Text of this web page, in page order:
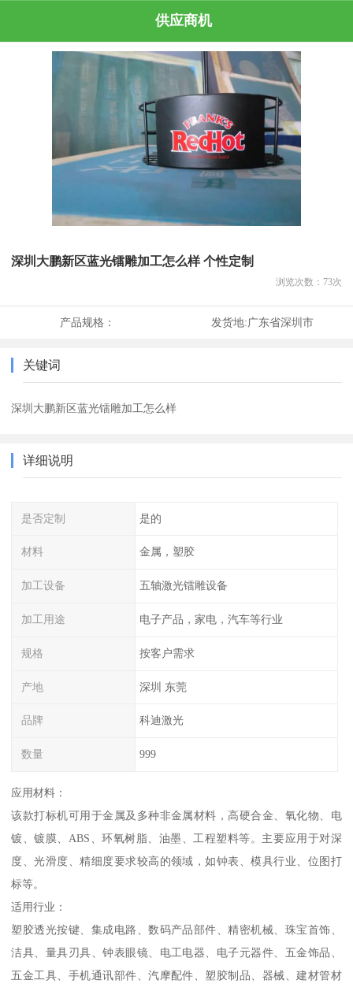
供应商机
深圳大鹏新区蓝光镭雕加工怎么样 个性定制
浏览次数： 73次
产品规格： 发货地:广东省深圳市
关键词
深圳大鹏新区蓝光镭雕加工怎么样
详细说明
是否定制 是的
材料 金属，塑胶
加工设备 五轴激光镭雕设备
加工用途 电子产品，家电，汽车等行业
规格 按客户需求
产地 深圳 东莞
品牌 科迪激光
数量 999
应用材料：
该款打标机可用于金属及多种非金属材料，高硬合金、氧化物、电
镀、镀膜、ABS、环氧树脂、油墨、工程塑料等。主要应用于对深
度、光滑度、精细度要求较高的领域，如钟表、模具行业、位图打
标等。
适用行业：
塑胶透光按键、集成电路、数码产品部件、精密机械、珠宝首饰、
洁具、量具刃具、钟表眼镜、电工电器、电子元器件、五金饰品、
五金工具、手机通讯部件、汽摩配件、塑胶制品、器械、建材管材